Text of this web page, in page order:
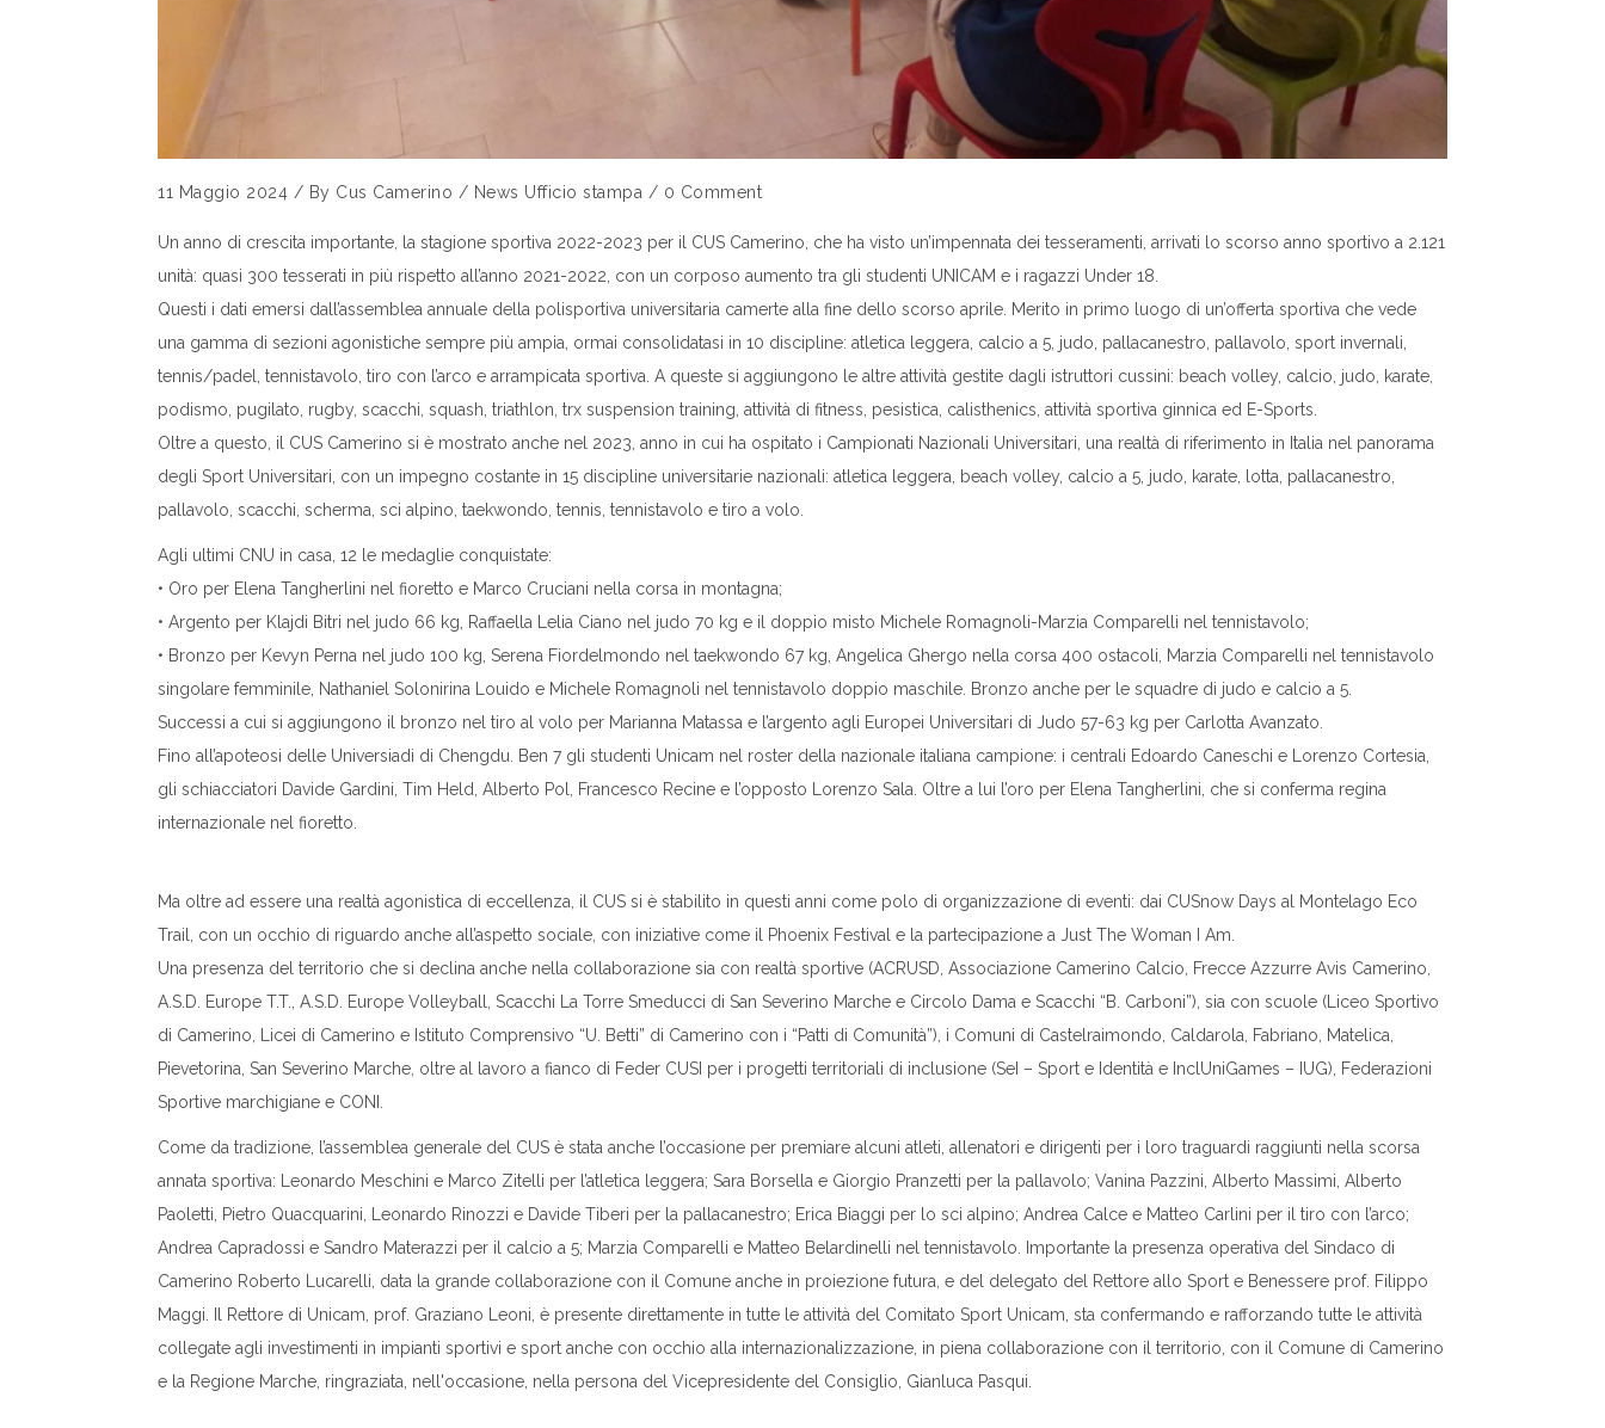
11 Maggio 2024 / By Cus Camerino / News Ufficio stampa / 0 Comment
Un anno di crescita importante, la stagione sportiva 2022-2023 per il CUS Camerino, che ha visto un’impennata dei tesseramenti, arrivati lo scorso anno sportivo a 2.121
unità: quasi 300 tesserati in più rispetto all’anno 2021-2022, con un corposo aumento tra gli studenti UNICAM e i ragazzi Under 18.
Questi i dati emersi dall’assemblea annuale della polisportiva universitaria camerte alla fine dello scorso aprile. Merito in primo luogo di un’offerta sportiva che vede
una gamma di sezioni agonistiche sempre più ampia, ormai consolidatasi in 10 discipline: atletica leggera, calcio a 5, judo, pallacanestro, pallavolo, sport invernali,
tennis/padel, tennistavolo, tiro con l’arco e arrampicata sportiva. A queste si aggiungono le altre attività gestite dagli istruttori cussini: beach volley, calcio, judo, karate,
podismo, pugilato, rugby, scacchi, squash, triathlon, trx suspension training, attività di fitness, pesistica, calisthenics, attività sportiva ginnica ed E-Sports.
Oltre a questo, il CUS Camerino si è mostrato anche nel 2023, anno in cui ha ospitato i Campionati Nazionali Universitari, una realtà di riferimento in Italia nel panorama
degli Sport Universitari, con un impegno costante in 15 discipline universitarie nazionali: atletica leggera, beach volley, calcio a 5, judo, karate, lotta, pallacanestro,
pallavolo, scacchi, scherma, sci alpino, taekwondo, tennis, tennistavolo e tiro a volo.
Agli ultimi CNU in casa, 12 le medaglie conquistate:
• Oro per Elena Tangherlini nel fioretto e Marco Cruciani nella corsa in montagna;
• Argento per Klajdi Bitri nel judo 66 kg, Raffaella Lelia Ciano nel judo 70 kg e il doppio misto Michele Romagnoli-Marzia Comparelli nel tennistavolo;
• Bronzo per Kevyn Perna nel judo 100 kg, Serena Fiordelmondo nel taekwondo 67 kg, Angelica Ghergo nella corsa 400 ostacoli, Marzia Comparelli nel tennistavolo
singolare femminile, Nathaniel Solonirina Louido e Michele Romagnoli nel tennistavolo doppio maschile. Bronzo anche per le squadre di judo e calcio a 5.
Successi a cui si aggiungono il bronzo nel tiro al volo per Marianna Matassa e l’argento agli Europei Universitari di Judo 57-63 kg per Carlotta Avanzato.
Fino all’apoteosi delle Universiadi di Chengdu. Ben 7 gli studenti Unicam nel roster della nazionale italiana campione: i centrali Edoardo Caneschi e Lorenzo Cortesia,
gli schiacciatori Davide Gardini, Tim Held, Alberto Pol, Francesco Recine e l’opposto Lorenzo Sala. Oltre a lui l’oro per Elena Tangherlini, che si conferma regina
internazionale nel fioretto.
Ma oltre ad essere una realtà agonistica di eccellenza, il CUS si è stabilito in questi anni come polo di organizzazione di eventi: dai CUSnow Days al Montelago Eco
Trail, con un occhio di riguardo anche all’aspetto sociale, con iniziative come il Phoenix Festival e la partecipazione a Just The Woman I Am.
Una presenza del territorio che si declina anche nella collaborazione sia con realtà sportive (ACRUSD, Associazione Camerino Calcio, Frecce Azzurre Avis Camerino,
A.S.D. Europe T.T., A.S.D. Europe Volleyball, Scacchi La Torre Smeducci di San Severino Marche e Circolo Dama e Scacchi “B. Carboni”), sia con scuole (Liceo Sportivo
di Camerino, Licei di Camerino e Istituto Comprensivo “U. Betti” di Camerino con i “Patti di Comunità”), i Comuni di Castelraimondo, Caldarola, Fabriano, Matelica,
Pievetorina, San Severino Marche, oltre al lavoro a fianco di Feder CUSI per i progetti territoriali di inclusione (SeI – Sport e Identità e InclUniGames – IUG), Federazioni
Sportive marchigiane e CONI.
Come da tradizione, l’assemblea generale del CUS è stata anche l’occasione per premiare alcuni atleti, allenatori e dirigenti per i loro traguardi raggiunti nella scorsa
annata sportiva: Leonardo Meschini e Marco Zitelli per l’atletica leggera; Sara Borsella e Giorgio Pranzetti per la pallavolo; Vanina Pazzini, Alberto Massimi, Alberto
Paoletti, Pietro Quacquarini, Leonardo Rinozzi e Davide Tiberi per la pallacanestro; Erica Biaggi per lo sci alpino; Andrea Calce e Matteo Carlini per il tiro con l’arco;
Andrea Capradossi e Sandro Materazzi per il calcio a 5; Marzia Comparelli e Matteo Belardinelli nel tennistavolo. Importante la presenza operativa del Sindaco di
Camerino Roberto Lucarelli, data la grande collaborazione con il Comune anche in proiezione futura, e del delegato del Rettore allo Sport e Benessere prof. Filippo
Maggi. Il Rettore di Unicam, prof. Graziano Leoni, è presente direttamente in tutte le attività del Comitato Sport Unicam, sta confermando e rafforzando tutte le attività
collegate agli investimenti in impianti sportivi e sport anche con occhio alla internazionalizzazione, in piena collaborazione con il territorio, con il Comune di Camerino
e la Regione Marche, ringraziata, nell'occasione, nella persona del Vicepresidente del Consiglio, Gianluca Pasqui.